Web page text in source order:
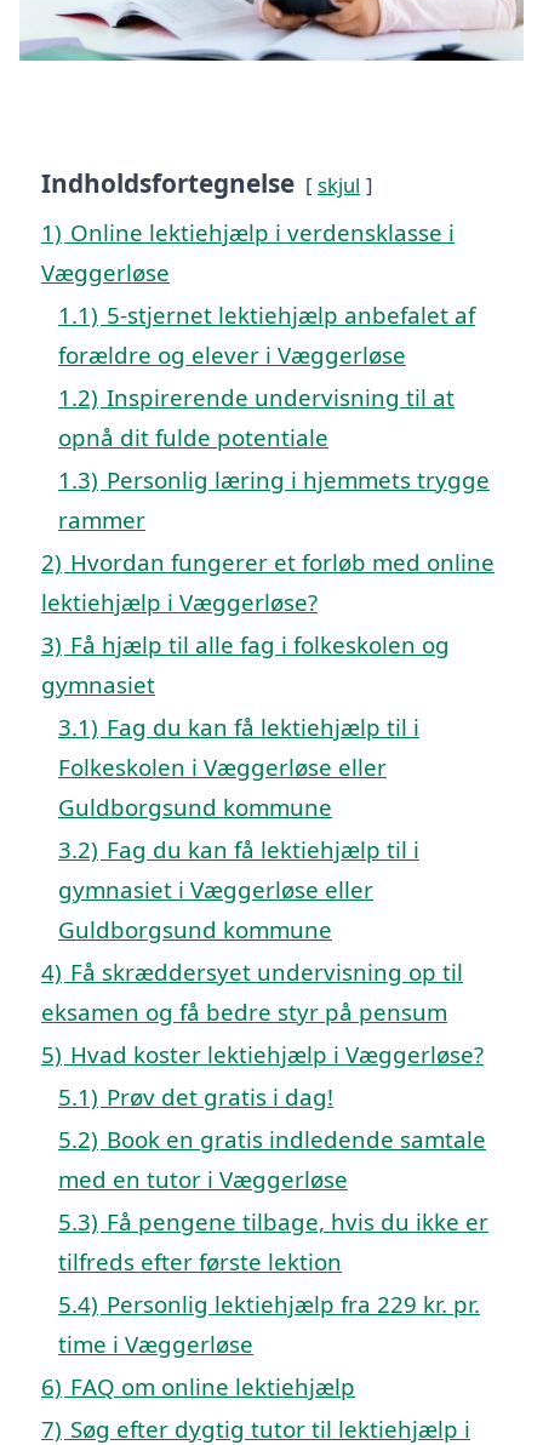
Indholdsfortegnelse skjul
1) Online lektiehjælp i verdensklasse i
Væggerløse
1.1) 5-stjernet lektiehjælp anbefalet af
forældre og elever i Væggerløse
1.2) Inspirerende undervisning til at
opnå dit fulde potentiale
1.3) Personlig læring i hjemmets trygge
rammer
2) Hvordan fungerer et forløb med online
lektiehjælp i Væggerløse?
3) Få hjælp til alle fag i folkeskolen og
gymnasiet
3.1) Fag du kan få lektiehjælp til i
Folkeskolen i Væggerløse eller
Guldborgsund kommune
3.2) Fag du kan få lektiehjælp til i
gymnasiet i Væggerløse eller
Guldborgsund kommune
4) Få skræddersyet undervisning op til
eksamen og få bedre styr på pensum
5) Hvad koster lektiehjælp i Væggerløse?
5.1) Prøv det gratis i dag!
5.2) Book en gratis indledende samtale
med en tutor i Væggerløse
5.3) Få pengene tilbage, hvis du ikke er
tilfreds efter første lektion
5.4) Personlig lektiehjælp fra 229 kr. pr.
time i Væggerløse
6) FAQ om online lektiehjælp
7) Søg efter dygtig tutor til lektiehjælp i